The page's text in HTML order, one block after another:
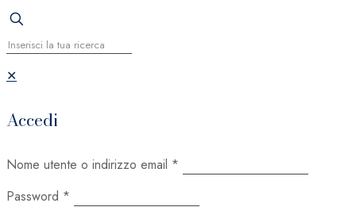
✕
Accedi
Nome utente o indirizzo email *
Password *